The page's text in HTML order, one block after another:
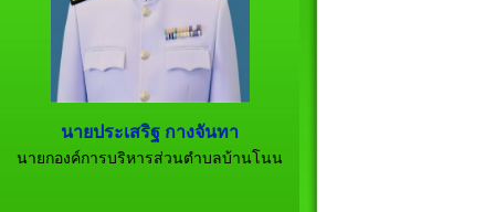
นายประเสริฐ กางจันทา
นายกองค์การบริหารส่วนตำบลบ้านโนน